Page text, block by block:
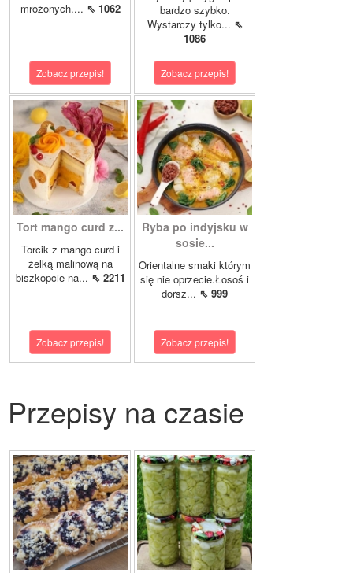
mrożonych.... ⇖ 1062
Zobacz przepis!
bardzo szybko.
Wystarczy tylko... ⇖
1086
Zobacz przepis!
Tort mango curd z...
Torcik z mango curd i
żelką malinową na
biszkopcie na... ⇖ 2211
Zobacz przepis!
Ryba po indyjsku w
sosie...
Orientalne smaki którym
się nie oprzecie.Łosoś i
dorsz... ⇖ 999
Zobacz przepis!
Przepisy na czasie